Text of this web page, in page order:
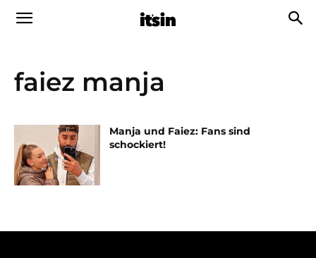
faiez manja
Manja und Faiez: Fans sind
schockiert!